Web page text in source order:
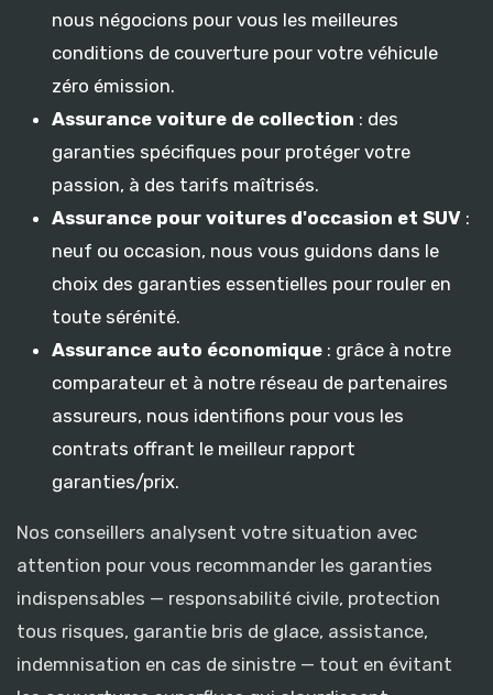
nous négocions pour vous les meilleures
conditions de couverture pour votre véhicule
zéro émission.
Assurance voiture de collection : des
garanties spécifiques pour protéger votre
passion, à des tarifs maîtrisés.
Assurance pour voitures d'occasion et SUV :
neuf ou occasion, nous vous guidons dans le
choix des garanties essentielles pour rouler en
toute sérénité.
Assurance auto économique : grâce à notre
comparateur et à notre réseau de partenaires
assureurs, nous identifions pour vous les
contrats offrant le meilleur rapport
garanties/prix.
Nos conseillers analysent votre situation avec
attention pour vous recommander les garanties
indispensables — responsabilité civile, protection
tous risques, garantie bris de glace, assistance,
indemnisation en cas de sinistre — tout en évitant